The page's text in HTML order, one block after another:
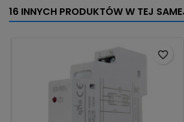
16 INNYCH PRODUKTÓW W TEJ
favorite_border